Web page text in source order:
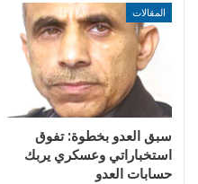
المقالات
سبق العدو بخطوة: تفوق
استخباراتي وعسكري يربك
حسابات العدو